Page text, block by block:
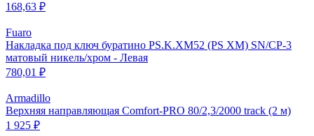
168,63 ₽
Fuaro
Накладка под ключ буратино PS.K.XM52 (PS XM) SN/CP-3
матовый никель/хром - Левая
780,01 ₽
Armadillo
Верхняя направляющая Comfort-PRO 80/2,3/2000 track (2 м)
1 925 ₽